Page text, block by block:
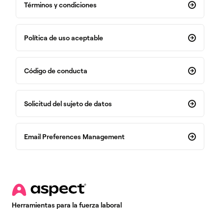
Términos y condiciones
Política de uso aceptable
Código de conducta
Solicitud del sujeto de datos
Email Preferences Management
Herramientas para la fuerza laboral